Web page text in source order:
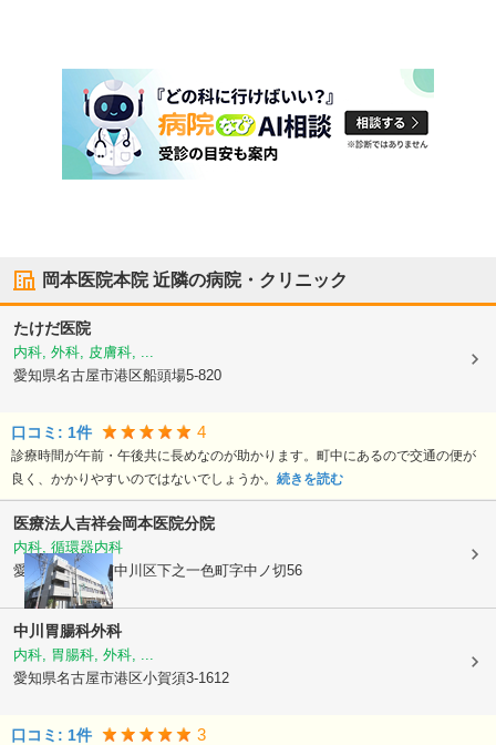
岡本医院本院近隣の病院・クリニック
たけだ医院
内科, 外科, 皮膚科, ...
愛知県名古屋市港区船頭場5-820
口コミ: 1件 4
診療時間が午前・午後共に長めなのが助かります。町中にあるので交通の便が
良く、かかりやすいのではないでしょうか。 続きを読む
医療法人吉祥会岡本医院分院
内科, 循環器内科
愛知県名古屋市中川区下之一色町字中ノ切56
中川胃腸科外科
内科, 胃腸科, 外科, ...
愛知県名古屋市港区小賀須3-1612
口コミ: 1件 3